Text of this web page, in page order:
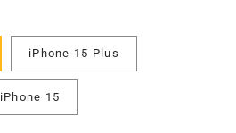
iPhone 15 Plus
iPhone 15